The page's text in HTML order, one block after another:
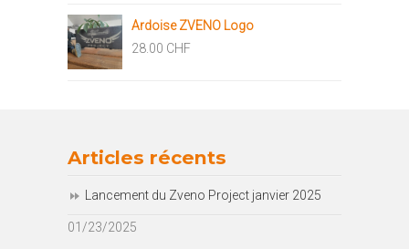
Ardoise ZVENO Logo
28.00 CHF
Articles récents
Lancement du Zveno Project janvier 2025
01/23/2025